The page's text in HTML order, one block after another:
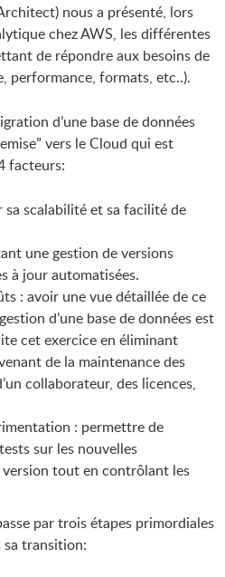
nous a présenté, lors
chez AWS, les différentes
de répondre aux besoins de
performance, formats, etc..).
d’une base de données
vers le Cloud qui est
facteurs:
sa scalabilité et sa facilité de
une gestion de versions
à jour automatisées.
: avoir une vue détaillée de ce
d’une base de données est
cet exercice en éliminant
de la maintenance des
collaborateur, des licences,
: permettre de
sur les nouvelles
tout en contrôlant les
par trois étapes primordiales
sa transition: